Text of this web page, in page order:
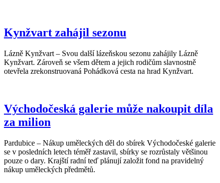
Kynžvart zahájil sezonu
Lázně Kynžvart – Svou další lázeňskou sezonu zahájily Lázně
Kynžvart. Zároveň se všem dětem a jejich rodičům slavnostně
otevřela zrekonstruovaná Pohádková cesta na hrad Kynžvart.
Východočeská galerie může nakoupit díla
za milion
Pardubice – Nákup uměleckých děl do sbírek Východočeské galerie
se v posledních letech téměř zastavil, sbírky se rozrůstaly většinou
pouze o dary. Krajští radní teď plánují založit fond na pravidelný
nákup uměleckých předmětů.